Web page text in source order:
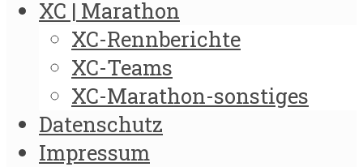
XC | Marathon
XC-Rennberichte
XC-Teams
XC-Marathon-sonstiges
Datenschutz
Impressum